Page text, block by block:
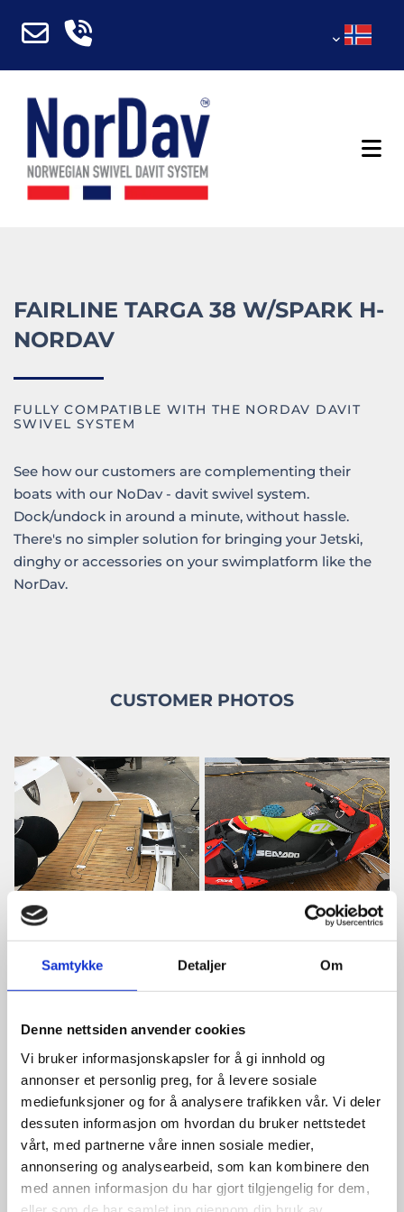
Samtykke Detaljer Om
Denne nettsiden anvender cookies
Vi bruker informasjonskapsler for å gi innhold og
annonser et personlig preg, for å levere sosiale
mediefunksjoner og for å analysere trafikken vår. Vi deler
dessuten informasjon om hvordan du bruker nettstedet
vårt, med partnerne våre innen sosiale medier,
annonsering og analysearbeid, som kan kombinere den
med annen informasjon du har gjort tilgjengelig for dem,
FAIRLINE TARGA 38 W/SPARK H-
NORDAV
FULLY COMPATIBLE WITH THE NORDAV DAVIT
SWIVEL SYSTEM
See how our customers are complementing their
boats with our NoDav - davit swivel system.
Dock/undock in around a minute, without hassle.
There's no simpler solution for bringing your Jetski,
dinghy or accessories on your swimplatform like the
NorDav.
CUSTOMER PHOTOS